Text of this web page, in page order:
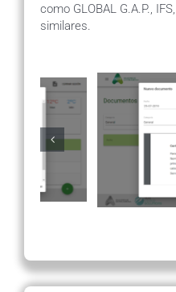
como GLOBAL G.A.P.,
similares.